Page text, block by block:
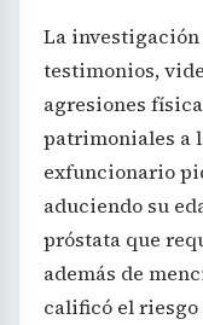
La investigación
testimonios,
agresiones
patrimoniales a
exfuncionario
aduciendo su
próstata que
además de
calificó el